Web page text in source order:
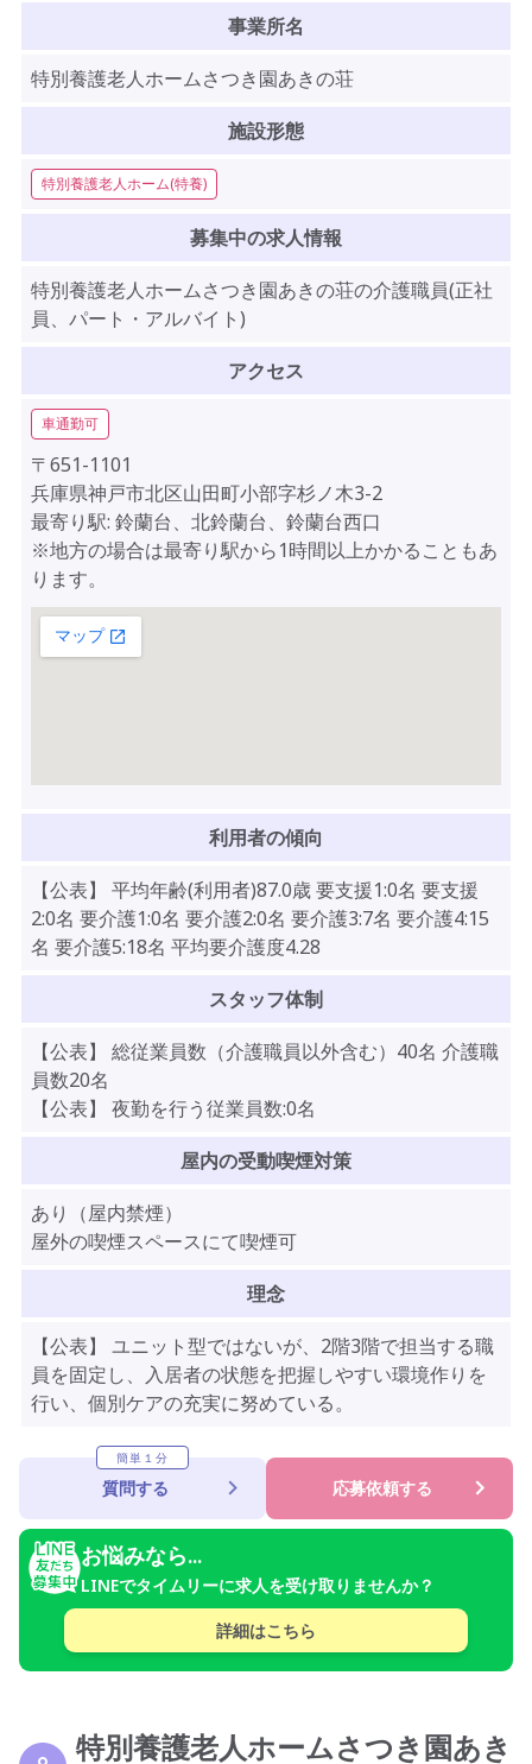
事業所名
特別養護老人ホームさつき園あきの荘
施設形態
特別養護老人ホーム(特養)
募集中の求人情報
特別養護老人ホームさつき園あきの荘の介護職員(正社
員、パート・アルバイト)
アクセス
車通勤可
〒651-1101
兵庫県神戸市北区山田町小部字杉ノ木3-2
最寄り駅: 鈴蘭台、北鈴蘭台、鈴蘭台西口
※地方の場合は最寄り駅から1時間以上かかることもあ
ります。
利用者の傾向
【公表】 平均年齢(利用者)87.0歳 要支援1:0名 要支援
2:0名 要介護1:0名 要介護2:0名 要介護3:7名 要介護4:15
名 要介護5:18名 平均要介護度4.28
スタッフ体制
【公表】 総従業員数（介護職員以外含む）40名 介護職
員数20名
【公表】 夜勤を行う従業員数:0名
屋内の受動喫煙対策
あり（屋内禁煙）
屋外の喫煙スペースにて喫煙可
理念
【公表】 ユニット型ではないが、2階3階で担当する職
員を固定し、入居者の状態を把握しやすい環境作りを
行い、個別ケアの充実に努めている。
簡単１分
質問する 応募依頼する
お悩みなら...
LINEでタイムリーに求人を受け取りませんか？
詳細はこちら
特別養護老人ホームさつき園あき